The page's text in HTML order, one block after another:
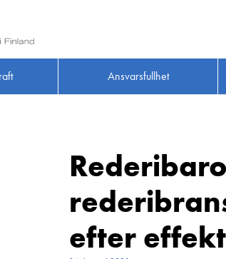
Ansvarsfullhet
efter